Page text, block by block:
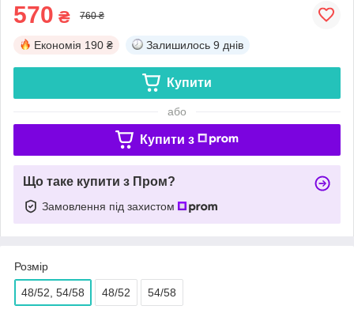
570 ₴ 760 ₴
Економія 190 ₴ Залишилось 9 днів
Купити
або
Купити з
Що таке купити з Пром?
Замовлення під захистом
Розмір
48/52, 54/58 48/52 54/58